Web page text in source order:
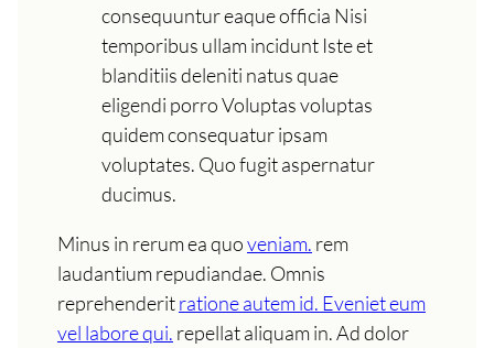
consequuntur eaque officia Nisi
temporibus ullam incidunt Iste et
blanditiis deleniti natus quae
eligendi porro Voluptas voluptas
quidem consequatur ipsam
voluptates. Quo fugit aspernatur
ducimus.
Minus in rerum ea quoveniam. rem
laudantium repudiandae. Omnis
reprehenderitratione autem id. Eveniet eum
vel labore qui. repellat aliquam in. Ad dolor